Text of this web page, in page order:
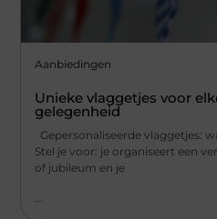
Aanbiedingen
Unieke vlaggetjes voor
gelegenheid
Gepersonaliseerde vlaggetjes:
Stel je voor: je organiseert een
of jubileum en je